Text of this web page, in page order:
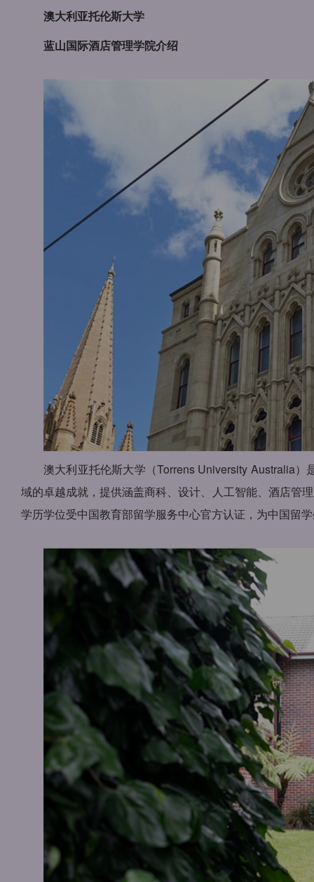
澳大利亚托伦斯大学
蓝山国际酒店管理学院介绍
澳大利亚托伦斯大学（Torrens University Australia
域的卓越成就，提供涵盖商科、设计、人工智能、酒店管
学历学位受中国教育部留学服务中心官方认证，为中国留